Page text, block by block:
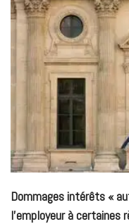
Dommages intérêts «
l’employeur à certaines